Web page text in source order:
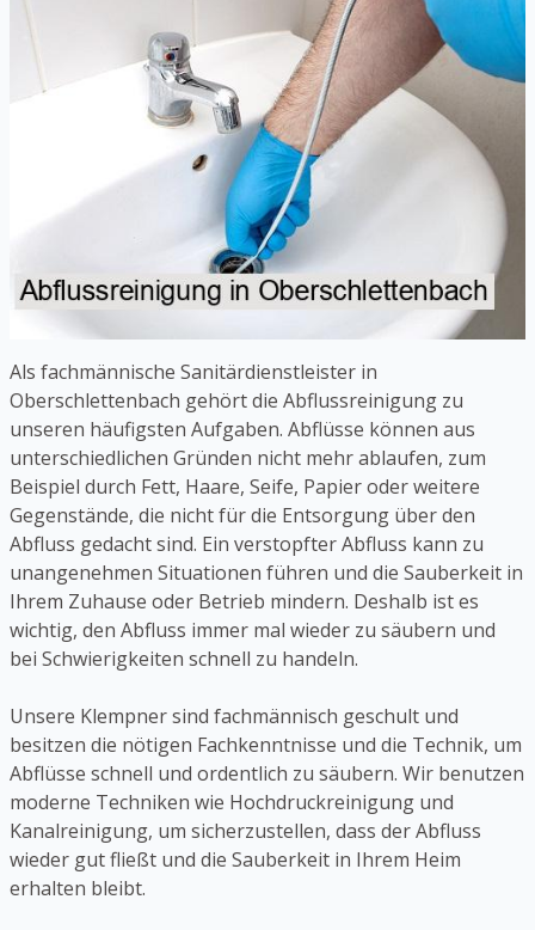
Als fachmännische Sanitärdienstleister in
Oberschlettenbach gehört die Abflussreinigung zu
unseren häufigsten Aufgaben. Abflüsse können aus
unterschiedlichen Gründen nicht mehr ablaufen, zum
Beispiel durch Fett, Haare, Seife, Papier oder weitere
Gegenstände, die nicht für die Entsorgung über den
Abfluss gedacht sind. Ein verstopfter Abfluss kann zu
unangenehmen Situationen führen und die Sauberkeit in
Ihrem Zuhause oder Betrieb mindern. Deshalb ist es
wichtig, den Abfluss immer mal wieder zu säubern und
bei Schwierigkeiten schnell zu handeln.
Unsere Klempner sind fachmännisch geschult und
besitzen die nötigen Fachkenntnisse und die Technik, um
Abflüsse schnell und ordentlich zu säubern. Wir benutzen
moderne Techniken wie Hochdruckreinigung und
Kanalreinigung, um sicherzustellen, dass der Abfluss
wieder gut fließt und die Sauberkeit in Ihrem Heim
erhalten bleibt.